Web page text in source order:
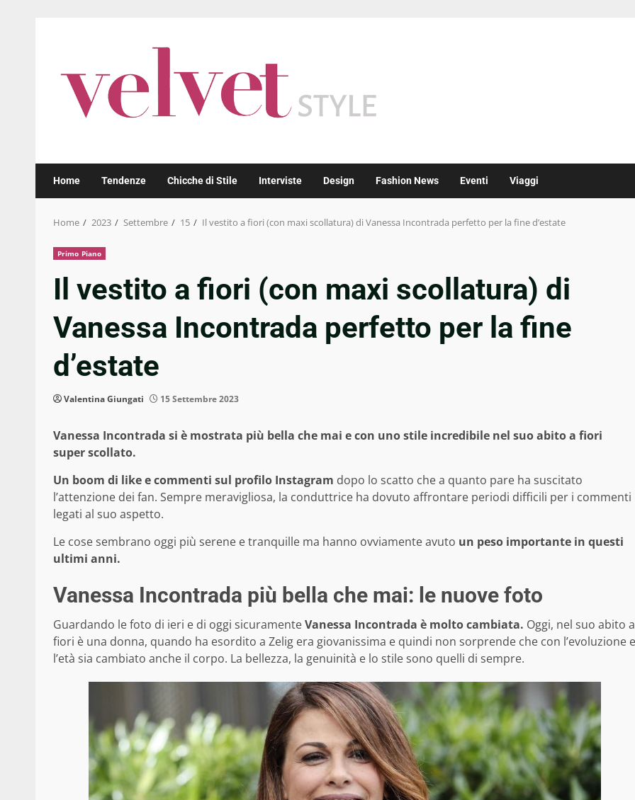
Home Tendenze Chicche di Stile Interviste Design Fashion News Eventi Viaggi
Home 2023 Settembre 15 Il vestito a fiori (con maxi scollatura) di Vanessa Incontrada perfetto per la fine d’estate
Primo Piano
Il vestito a fiori (con maxi scollatura) di
Vanessa Incontrada perfetto per la fine
d’estate
Valentina Giungati 15 Settembre 2023
Vanessa Incontrada si è mostrata più bella che mai e con uno stile incredibile nel suo abito a fiori
super scollato.
Un boom di like e commenti sul profilo Instagram dopo lo scatto che a quanto pare ha suscitato
l’attenzione dei fan. Sempre meravigliosa, la conduttrice ha dovuto affrontare periodi difficili per i commenti
legati al suo aspetto.
Le cose sembrano oggi più serene e tranquille ma hanno ovviamente avuto un peso importante in questi
ultimi anni.
Vanessa Incontrada più bella che mai: le nuove foto
Guardando le foto di ieri e di oggi sicuramenteVanessa Incontrada è molto cambiata. Oggi, nel suo abito a
fiori è una donna, quando ha esordito a Zelig era giovanissima e quindi non sorprende che con l’evoluzione e
l’età sia cambiato anche il corpo. La bellezza, la genuinità e lo stile sono quelli di sempre.